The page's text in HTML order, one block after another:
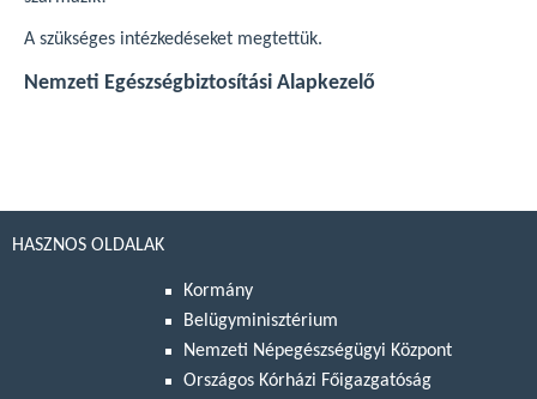
A szükséges intézkedéseket megtettük.
Nemzeti Egészségbiztosítási Alapkezelő
HASZNOS OLDALAK
Kormány
Belügyminisztérium
Nemzeti Népegészségügyi Központ
Országos Kórházi Főigazgatóság